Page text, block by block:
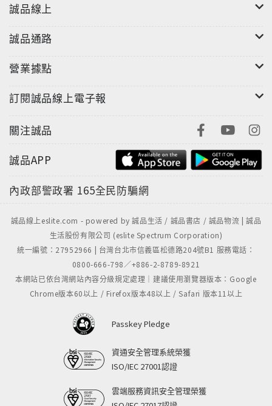
誠品線上
誠品通路
營業據點
訂閱誠品線上電子報
關注誠品
誠品APP
內政部警政署 165全民防騙網
誠品線上eslite.com - powered by 誠品生活 / 誠品書店 / 誠品物流 | 誠品
生活股份有限公司 (eslite Spectrum Corporation)
統一編號：27952966 | 台灣台北市信義區松德路204號B1 服務電話：
0800-666-798／+886-2-8789-8921
本網站已依台灣網站內容分級規定處理｜建議使用瀏覽器版本：Google
Chrome版本60以上 / Firefox版本48以上 / Safari 版本11以上
Passkey Pledge
資通安全管理系統榮獲
ISO/IEC 27001認證
雲端服務資訊安全管理榮獲